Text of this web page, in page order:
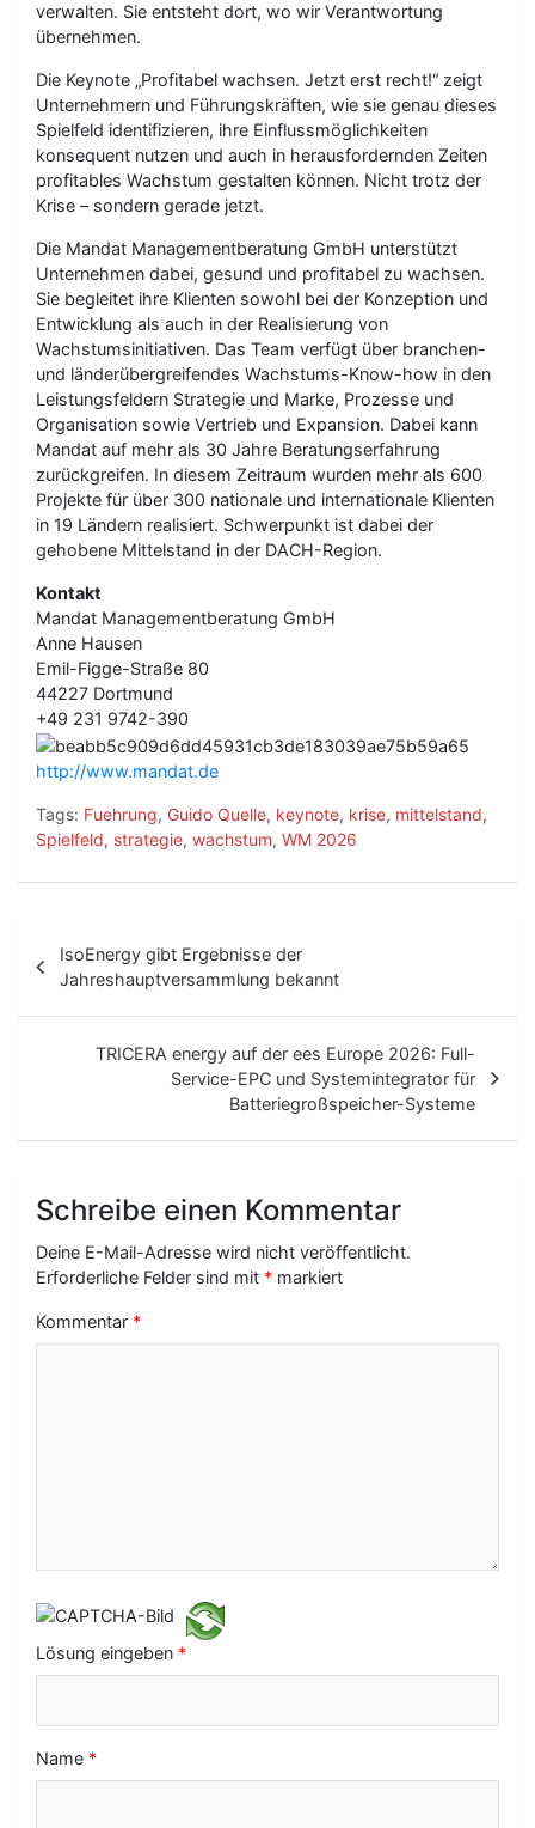
verwalten. Sie entsteht dort, wo wir Verantwortung
übernehmen.
Die Keynote „Profitabel wachsen. Jetzt erst recht!“ zeigt
Unternehmern und Führungskräften, wie sie genau dieses
Spielfeld identifizieren, ihre Einflussmöglichkeiten
konsequent nutzen und auch in herausfordernden Zeiten
profitables Wachstum gestalten können. Nicht trotz der
Krise – sondern gerade jetzt.
Die Mandat Managementberatung GmbH unterstützt
Unternehmen dabei, gesund und profitabel zu wachsen.
Sie begleitet ihre Klienten sowohl bei der Konzeption und
Entwicklung als auch in der Realisierung von
Wachstumsinitiativen. Das Team verfügt über branchen-
und länderübergreifendes Wachstums-Know-how in den
Leistungsfeldern Strategie und Marke, Prozesse und
Organisation sowie Vertrieb und Expansion. Dabei kann
Mandat auf mehr als 30 Jahre Beratungserfahrung
zurückgreifen. In diesem Zeitraum wurden mehr als 600
Projekte für über 300 nationale und internationale Klienten
in 19 Ländern realisiert. Schwerpunkt ist dabei der
gehobene Mittelstand in der DACH-Region.
Kontakt
Mandat Managementberatung GmbH
Anne Hausen
Emil-Figge-Straße 80
44227 Dortmund
+49 231 9742-390
http://www.mandat.de
Tags: Fuehrung, Guido Quelle, keynote, krise, mittelstand,
Spielfeld, strategie, wachstum, WM 2026
e
i
a
a
o
n
IsoEnergy gibt Ergebnisse der
Jahreshauptversammlung bekannt
TRICERA energy auf der ees Europe 2026: Full-
Service-EPC und Systemintegrator für
Batteriegroßspeicher-Systeme
Schreibe einen Kommentar
Deine E-Mail-Adresse wird nicht veröffentlicht.
Erforderliche Felder sind mit * markiert
Kommentar *
Lösung eingeben *
Name *